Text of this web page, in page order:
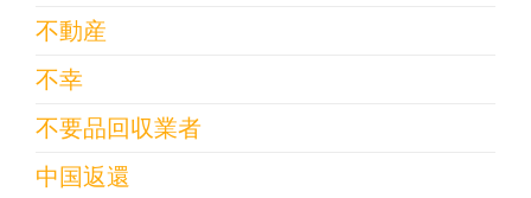
不動産
不幸
不要品回収業者
中国返還